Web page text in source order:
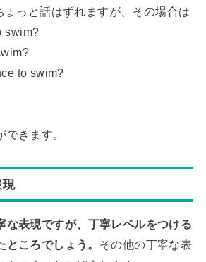
ょっと話はずれますが、その場合は
swim?
to swim?
きます。
現
表現ですが、丁寧レベルをつける
ころでしょう。 その他の丁寧な表